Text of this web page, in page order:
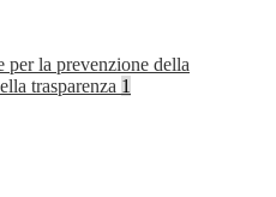
per la prevenzione della
trasparenza 1